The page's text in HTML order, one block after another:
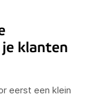
klanten
eerst een klein